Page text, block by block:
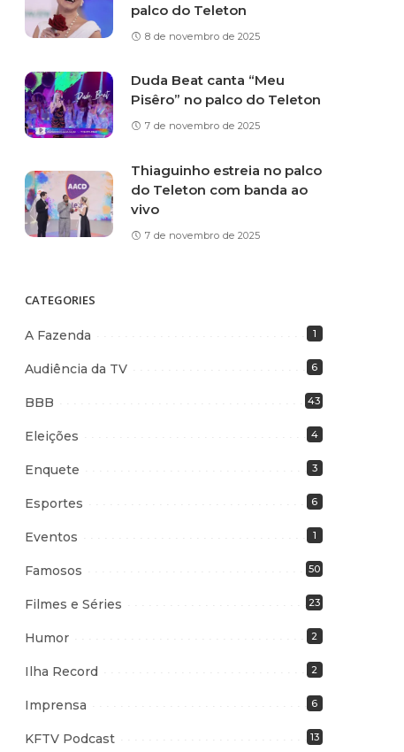
palco do Teleton
8 de novembro de 2025
Duda Beat canta “Meu
Pisêro” no palco do Teleton
7 de novembro de 2025
Thiaguinho estreia no palco
do Teleton com banda ao
vivo
7 de novembro de 2025
CATEGORIES
A Fazenda 1
Audiência da TV 6
BBB 43
Eleições 4
Enquete 3
Esportes 6
Eventos 1
Famosos 50
Filmes e Séries 23
Humor 2
Ilha Record 2
Imprensa 6
KFTV Podcast 13